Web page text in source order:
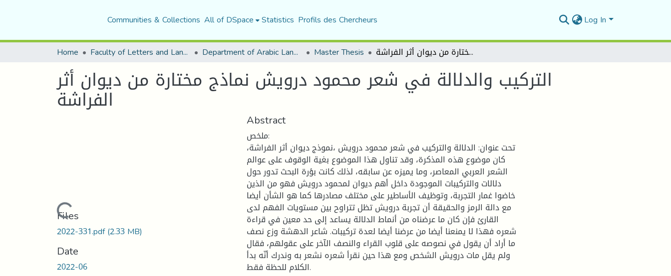
Communities & Collections All of DSpace Statistics Profils des Chercheurs Log In
Home Faculty of Letters and Languages Department of Arabic Language and Literature Master Thesis التركيب والدلالة في شعر محمود درويش نماذج مختارة من ديوان أثر الفراشة
التركيب والدلالة في شعر محمود درويش نماذج مختارة من ديوان أثر
الفراشة
Loading...
Files
2022-331.pdf(2.33 MB)
Date
2022-06
Abstract
ملخص:
تحت عنوان: الدلالة والتركيب في شعر محمود درويش ،نموذج ديوان أثر الفراشة،
كان موضوع هذه المذكرة، وقد تناول هذا الموضوع بغية الوقوف على عوالم
الشعر العربي المعاصر، وما يميزه عن سابقه، لذلك كانت بؤرة البحث تدور حول
دلالات والتركيبات الموجودة داخل أهم ديوان لمحمود درويش فهو من الذين
خاضوا غمار التجربة، وتوظيف الأساطير على مختلف مصادرها كما هو الشأن أيضا
مع دالة الرمز والحقيقة أن تجربة درويش تظل تتراوح بين مستويات الفهم لدى
القارئ فإن كان ما عرضناه من أنماط الدلالة يساعد إلى حد معين في قراءة
شعره فهذا لا يمنعنا أيضا من عرضنا أيضا لعدة تركيبات. شاعر الدهشة وزع نصف
ما أراد أن يقول في نصوصه على قلوب القراء والنصف الآخر على عقولهم، فقال
ولم يقل مات درويش الشخص ومع هذا حين نقرأ شعره نشعر به وندرك أنّه بدأ
الكلام للحظة فقط.